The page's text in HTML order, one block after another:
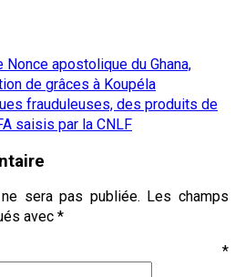
Nonce apostolique du Ghana,
de grâces à Koupéla
frauduleuses, des produits de
saisis par la CNLF
sera pas publiée. Les champs
avec *
*